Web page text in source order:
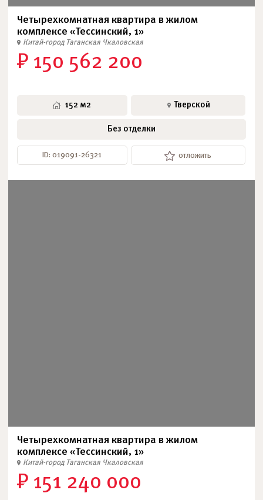
Четырехкомнатная квартира в жилом
комплексе «Тессинский, 1»
Китай-город Таганская Чкаловская
₽ 150 562 200
152 м2 Тверской
Без отделки
ID: 019091-26321 отложить
Четырехкомнатная квартира в жилом
комплексе «Тессинский, 1»
Китай-город Таганская Чкаловская
₽ 151 240 000